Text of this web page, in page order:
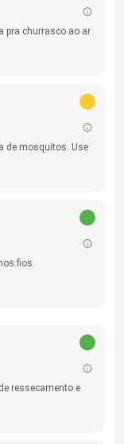
pra churrasco ao ar
de mosquitos. Use
fios.
ressecamento e